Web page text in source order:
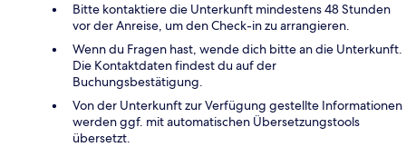
Bitte kontaktiere die Unterkunft mindestens 48 Stunden
vor der Anreise, um den Check-in zu arrangieren.
Wenn du Fragen hast, wende dich bitte an die Unterkunft.
Die Kontaktdaten findest du auf der
Buchungsbestätigung.
Von der Unterkunft zur Verfügung gestellte Informationen
werden ggf. mit automatischen Übersetzungstools
übersetzt.